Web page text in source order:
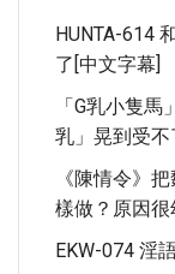
HUNTA-614
了[中文字幕]
「G乳小隻
乳」晃到受
《陳情令》
樣做？原因很
EKW-074 淫